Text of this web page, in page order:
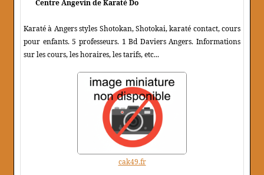
Centre Angevin de Karaté Do
Karaté à Angers styles Shotokan, Shotokai, karaté contact, cours
pour enfants. 5 professeurs. 1 Bd Daviers Angers. Informations
sur les cours, les horaires, les tarifs, etc...
cak49.fr